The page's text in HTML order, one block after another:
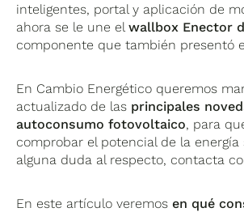
inteligentes, portal y aplicación de
ahora se le une elwallbox Enector
componente que también presentó
En Cambio Energético queremos
actualizado de las principales
autoconsumo fotovoltaico, para
comprobar el potencial de la energía
alguna duda al respecto, contacta
En este artículo veremosen qué